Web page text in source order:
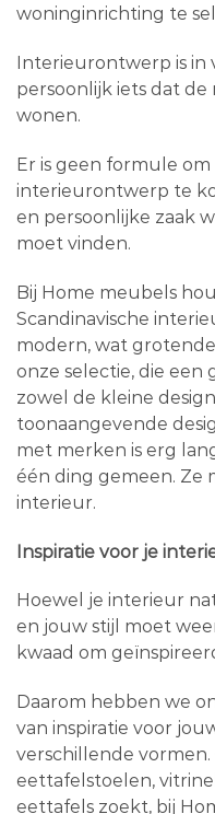
woninginrichting te
Interieurontwerp is in
persoonlijk iets dat
wonen.
Er is geen formule
interieurontwerp te
en persoonlijke zaak
moet vinden.
Bij Home meubels
Scandinavische
modern, wat
onze selectie, die een
zowel de kleine
toonaangevende
met merken is erg
één ding gemeen. Ze
interieur.
Inspiratie voor je
Hoewel je interieur
en jouw stijl moet
kwaad om
Daarom hebben we
van inspiratie voor
verschillende
eettafelstoelen,
eettafels zoekt, bij